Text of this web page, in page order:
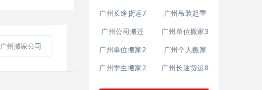
州搬家公司
广州写字楼搬
广州钢琴搬运4
广州长途货运7
广州吊装起重
广州公司搬迁
广州单位搬家3
广州单位搬家2
广州个人搬家